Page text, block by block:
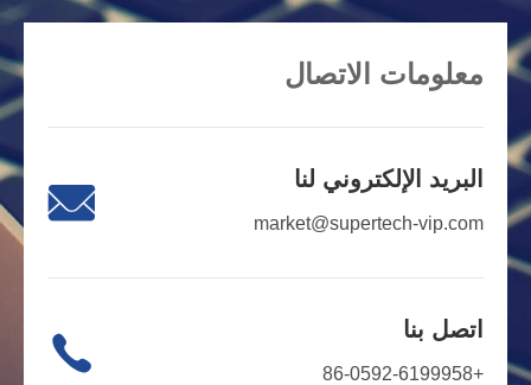
معلومات الاتصال
 البريد الإلكتروني لنا
market@supertech-vip.com
 اتصل بنا
+86-0592-6199958